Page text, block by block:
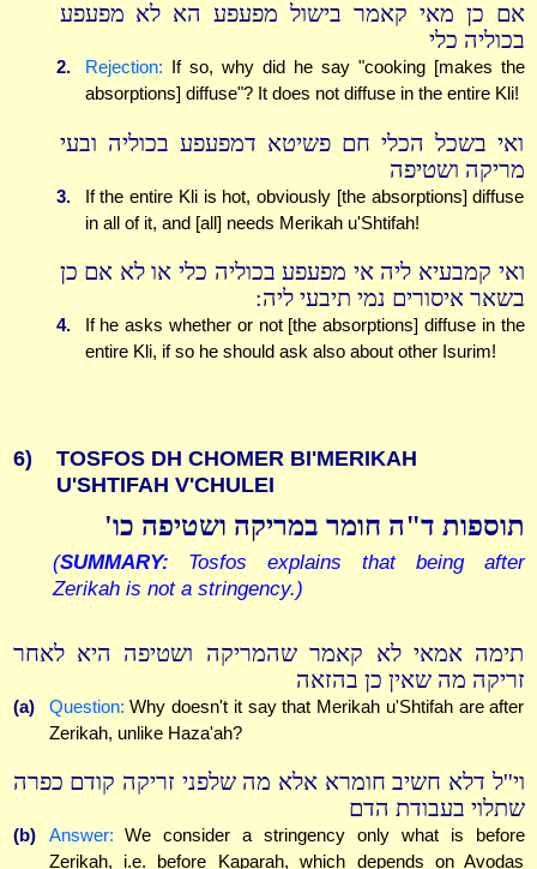
אם כן מאי קאמר בישול מפעפע הא לא מפעפע
בכוליה כלי
2. Rejection: If so, why did he say "cooking [makes the
absorptions] diffuse"? It does not diffuse in the entire Kli!
ואי בשכל הכלי חם פשיטא דמפעפע בכוליה ובעי
מריקה ושטיפה
3.
If the entire Kli is hot, obviously [the absorptions] diffuse
in all of it, and [all] needs Merikah u'Shtifah!
ואי קמבעיא ליה אי מפעפע בכוליה כלי או לא אם כן
בשאר איסורים נמי תיבעי ליה:
4.
If he asks whether or not [the absorptions] diffuse in the
entire Kli, if so he should ask also about other Isurim!
6)
TOSFOS DH CHOMER BI'MERIKAH
U'SHTIFAH V'CHULEI
תוספות ד"ה חומר במריקה ושטיפה כו'
(SUMMARY: Tosfos explains that being after
Zerikah is not a stringency.)
תימה אמאי לא קאמר שהמריקה ושטיפה היא לאחר
זריקה מה שאין כן בהזאה
(a) Question: Why doesn't it say that Merikah u'Shtifah are after
Zerikah, unlike Haza'ah?
וי''ל דלא חשיב חומרא אלא מה שלפני זריקה קודם כפרה
שתלוי בעבודת הדם
(b) Answer: We consider a stringency only what is before
Zerikah, i.e. before Kaparah, which depends on Avodas